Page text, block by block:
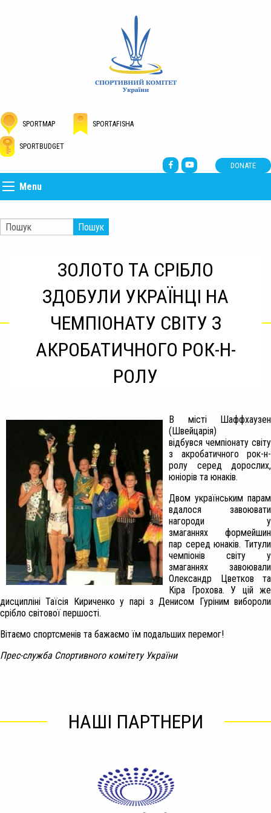
SPORTMAP SPORTAFISHA
SPORTBUDGET
DONATE
Menu
Пошук
ЗОЛОТО ТА СРІБЛО
ЗДОБУЛИ УКРАЇНЦІ НА
ЧЕМПІОНАТУ СВІТУ З
АКРОБАТИЧНОГО РОК-Н-
РОЛУ
В місті Шаффхаузен
(Швейцарія)
відбувся чемпіонату світу
з акробатичного рок-н-
ролу серед дорослих,
юніорів та юнаків.
Двом українським парам
вдалося завоювати
нагороди у
змаганнях формейшин
пар серед юнаків. Титули
чемпіонів світу у
змаганнях завоювали
Олександр Цветков та
Кіра Грохова. У цій же
дисципліні Таїсія Кириченко у парі з Денисом Гуріним вибороли
срібло світової першості.
Вітаємо спортсменів та бажаємо їм подальших перемог!
Прес-служба Спортивного комітету України
НАШІ ПАРТНЕРИ